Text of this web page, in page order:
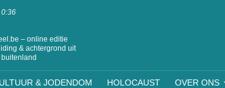
– online editie
& achtergrond uit
& JODENDOM HOLOCAUST OVER ONS